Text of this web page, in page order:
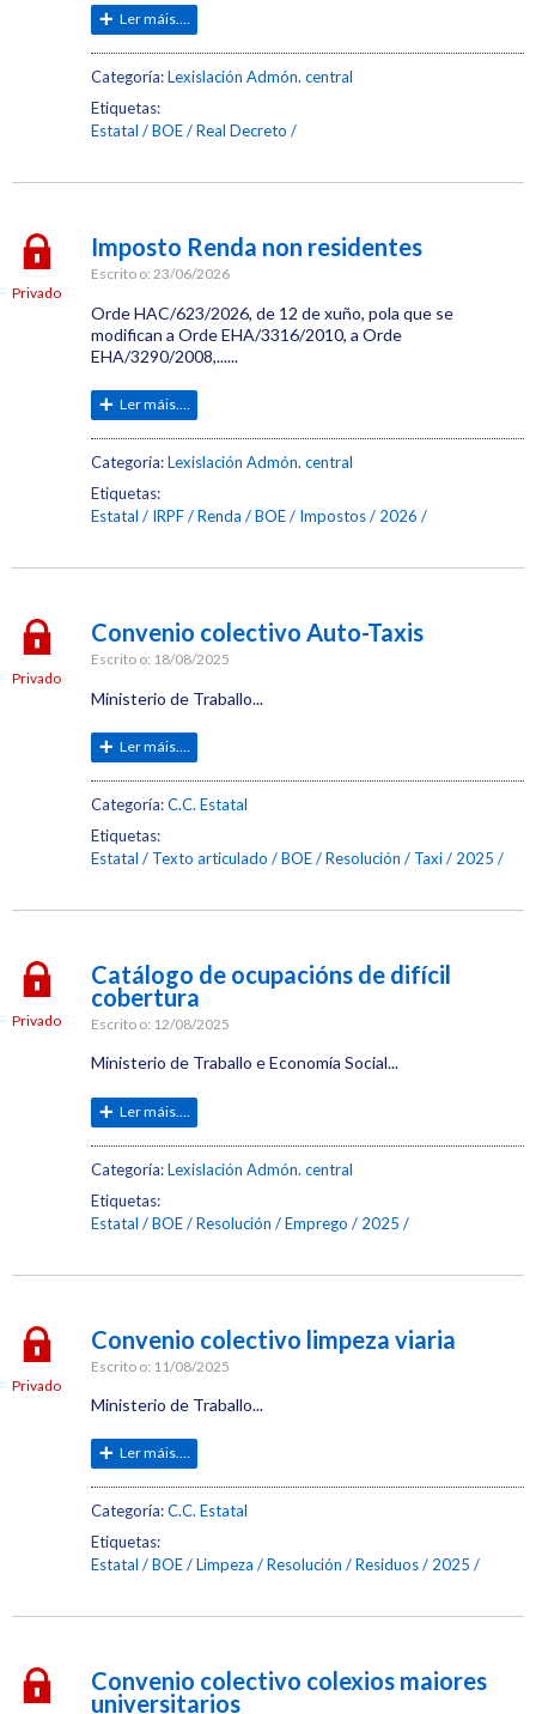
Ler máis....
Categoría:Lexislación Admón. central
Etiquetas:
Estatal
BOE Real Decreto
Privado
Imposto Renda non residentes
Escrito o: 23/06/2026
Orde HAC/623/2026, de 12 de xuño, pola que se
modifican a Orde EHA/3316/2010, a Orde
EHA/3290/2008,......
Ler máis....
Categoría:Lexislación Admón. central
Etiquetas:
Estatal
IRPF / Renda BOE Impostos 2026
Privado
Convenio colectivo Auto-Taxis
Escrito o: 18/08/2025
Ministerio de Traballo...
Ler máis....
Categoría:C.C. Estatal
Etiquetas:
Estatal
Texto articulado BOE Resolución Taxi 2025
Privado
Catálogo de ocupacións de difícil
cobertura
Escrito o: 12/08/2025
Ministerio de Traballo e Economía Social...
Ler máis....
Categoría:Lexislación Admón. central
Etiquetas:
Estatal
BOE Resolución Emprego 2025
Privado
Convenio colectivo limpeza viaria
Escrito o: 11/08/2025
Ministerio de Traballo...
Ler máis....
Categoría:C.C. Estatal
Etiquetas:
Estatal
BOE Limpeza Resolución Residuos 2025
Convenio colectivo colexios maiores
universitarios